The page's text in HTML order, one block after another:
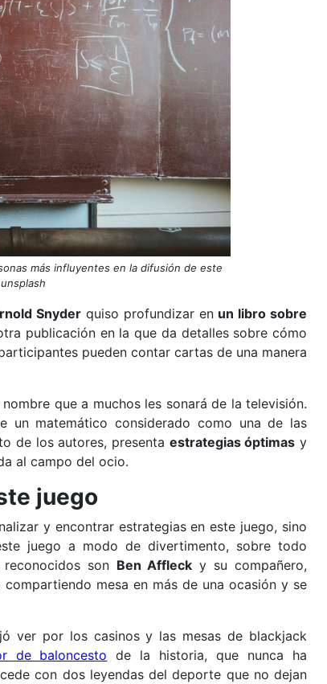
más influyentes en la difusión de este
Snyder quiso profundizar en un libro sobre
publicación en la que da detalles sobre cómo
pueden contar cartas de una manera
nombre que a muchos les sonará de la televisión.
un matemático considerado como una de las
de los autores, presenta estrategias óptimas y
al campo del ocio.
juego
y encontrar estrategias en este juego, sino
juego a modo de divertimento, sobre todo
son Ben Affleck y su compañero,
mesa en más de una ocasión y se
ver por los casinos y las mesas de blackjack
de baloncesto de la historia, que nunca ha
con dos leyendas del deporte que no dejan